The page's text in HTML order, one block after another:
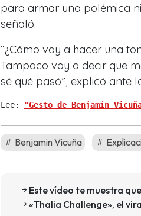
para armar una polémica
señaló.
“¿Cómo voy a hacer una
Tampoco voy a decir que
sé qué pasó”, explicó ante
Lee: "Gesto de Benjamín
Benjamin Vicuña
Este vídeo te muestra
«Thalia Challenge», el